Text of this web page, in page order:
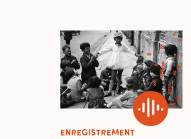
ENREGISTREMENT